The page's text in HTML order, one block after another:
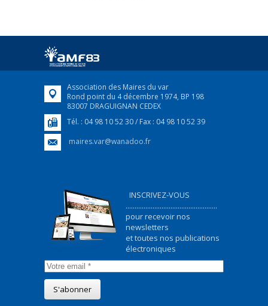
Association des Maires du var
Rond point du 4 décembre 1974, BP 198
83007 DRAGUIGNAN CEDEX
Tél. : 04 98 10 52 30 / Fax : 04 98 10 52 39
maires.var@wanadoo.fr
INSCRIVEZ-VOUS
...................................................
pour recevoir nos
newsletters
et toutes nos publications
électroniques